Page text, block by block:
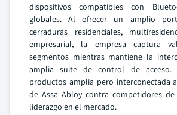
dispositivos compatibles con
globales. Al ofrecer un amplio
cerraduras residenciales,
empresarial, la empresa captura
segmentos mientras mantiene la
amplia suite de control de acceso.
productos amplia pero interconectada
de Assa Abloy contra competidores
liderazgo en el mercado.